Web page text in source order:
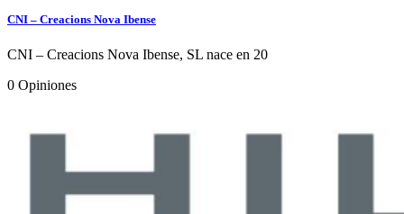
CNI – Creacions Nova Ibense
CNI – Creacions Nova Ibense, SL nace en 20
0 Opiniones